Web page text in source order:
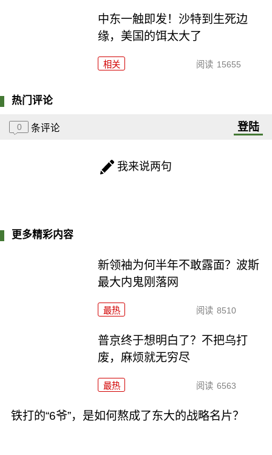
中东一触即发！沙特到生死边
缘，美国的饵太大了
相关 阅读 15655
热门评论
0 条评论 登陆
我来说两句
更多精彩内容
新领袖为何半年不敢露面？波斯
最大内鬼刚落网
最热 阅读 8510
普京终于想明白了？不把乌打
废，麻烦就无穷尽
最热 阅读 6563
铁打的“6爷”，是如何熬成了东大的战略名片？